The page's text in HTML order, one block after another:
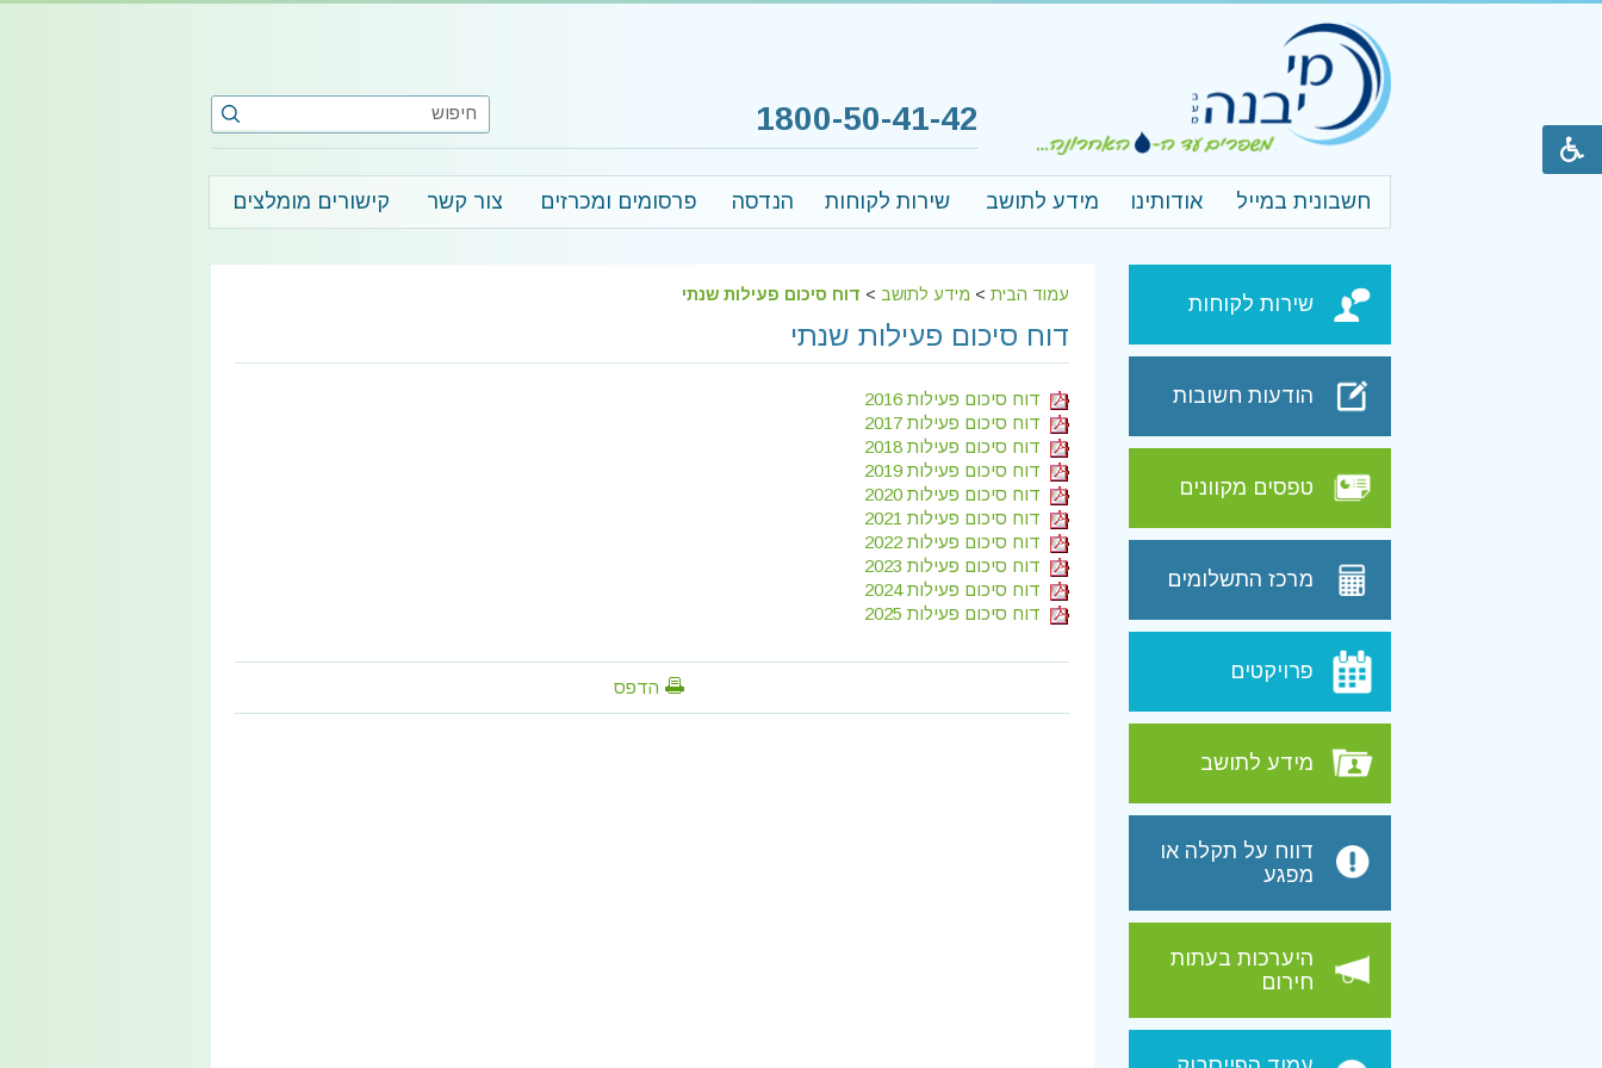
1800-50-41-42
חשבונית במייל אודותינו מידע לתושב שירות לקוחות הנדסה פרסומים ומכרזים צור קשר קישורים מומלצים
שירות לקוחות
הודעות חשובות
טפסים מקוונים
מרכז התשלומים
פרויקטים
מידע לתושב
דווח על תקלה או
מפגע
היערכות בעתות
חירום
עמוד הבית > מידע לתושב > דוח סיכום פעילות שנתי
דוח סיכום פעילות שנתי
דוח סיכום פעילות 2016
דוח סיכום פעילות 2017
דוח סיכום פעילות 2018
דוח סיכום פעילות 2019
דוח סיכום פעילות 2020
דוח סיכום פעילות 2021
דוח סיכום פעילות 2022
דוח סיכום פעילות 2023
דוח סיכום פעילות 2024
דוח סיכום פעילות 2025
הדפס